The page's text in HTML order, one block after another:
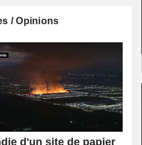
/ Opinions
d'un site de papier